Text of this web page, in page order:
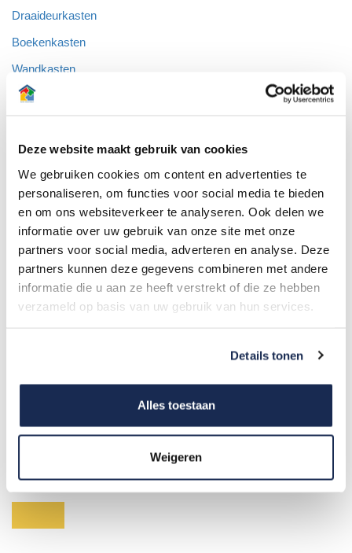
Deze website maakt gebruik van cookies
We gebruiken cookies om content en advertenties te
personaliseren, om functies voor social media te bieden
en om ons websiteverkeer te analyseren. Ook delen we
informatie over uw gebruik van onze site met onze
partners voor social media, adverteren en analyse. Deze
partners kunnen deze gegevens combineren met andere
informatie die u aan ze heeft verstrekt of die ze hebben
verzameld op basis van uw gebruik van hun services.
Details tonen
Alles toestaan
Weigeren
Draaideurkasten
Boekenkasten
Wandkasten
Inloopkasten
Schuine wandkasten
Hoekkasten
Garderobekasten
Wasmachinekasten
Televisiekasten
Openhaardkasten
Badkamerkasten
test